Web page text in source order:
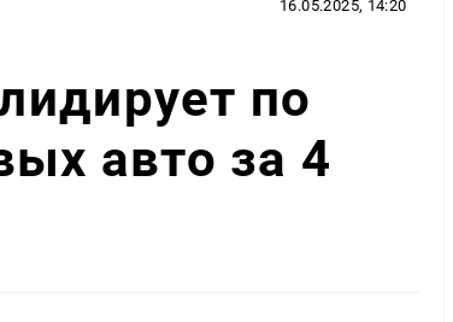
16.05.2025, 14:20
по
авто за 4